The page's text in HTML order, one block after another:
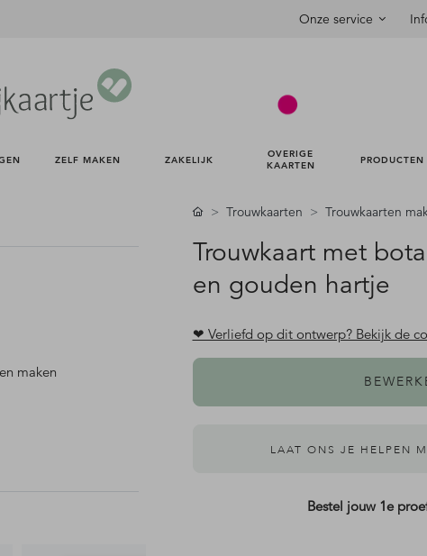
Onze service
ZELF MAKEN ZAKELIJK
OVERIGE
KAARTEN
PRODUCTEN
maken
Trouwkaarten Trouwkaarten
Trouwkaart met
en gouden hartje
❤ Verliefd op dit ontwerp? Bekijk de
LAAT ONS JE HELPEN
Bestel jouw 1e